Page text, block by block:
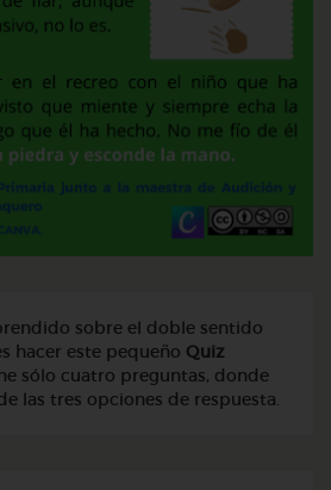
sobre el doble sentido
hacer este pequeño Quiz
sólo cuatro preguntas, donde
las tres opciones de respuesta.